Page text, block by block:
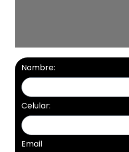
Nombre:
Celular:
Email